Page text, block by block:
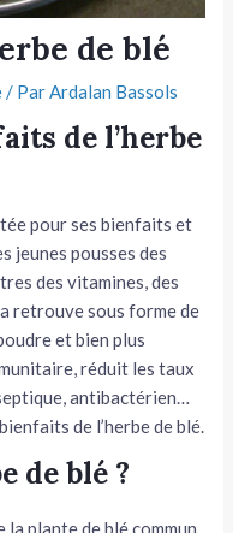
de blé
/ ParArdalan Bassols
de l’herbe
pour ses bienfaits et
jeunes pousses des
des vitamines, des
retrouve sous forme de
et bien plus
réduit les taux
antibactérien…
de l’herbe de blé.
de blé ?
la plante de blé commun